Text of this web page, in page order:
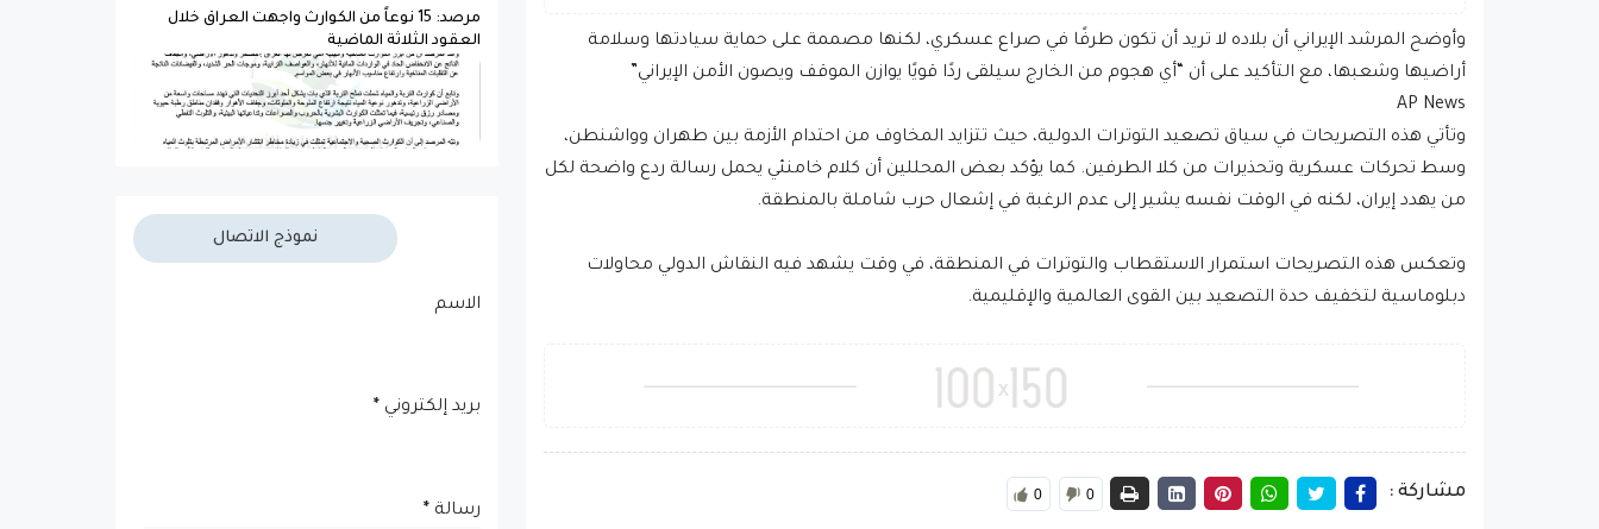
وأوضح المرشد الإيراني أن بلاده لا تريد أن تكون طرفًا في صراع عسكري، لكنها مصممة على حماية سيادتها وسلامة
أراضيها وشعبها، مع التأكيد على أن “أي هجوم من الخارج سيلقى ردًا قويًا يوازن الموقف ويصون الأمن الإيراني”
AP News
وتأتي هذه التصريحات في سياق تصعيد التوترات الدولية، حيث تتزايد المخاوف من احتدام الأزمة بين طهران وواشنطن،
وسط تحركات عسكرية وتحذيرات من كلا الطرفين. كما يؤكد بعض المحللين أن كلام خامنئي يحمل رسالة ردع واضحة لكل
من يهدد إيران، لكنه في الوقت نفسه يشير إلى عدم الرغبة في إشعال حرب شاملة بالمنطقة.
وتعكس هذه التصريحات استمرار الاستقطاب والتوترات في المنطقة، في وقت يشهد فيه النقاش الدولي محاولات
دبلوماسية لتخفيف حدة التصعيد بين القوى العالمية والإقليمية.
مشاركة : 0 0
مرصد: 15 نوعاً من الكوارث واجهت العراق خلال
العقود الثلاثة الماضية
نموذج الاتصال
الاسم
بريد إلكتروني *
رسالة *